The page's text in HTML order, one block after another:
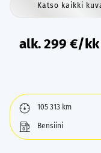
Katso kaikki
alk.299 €/kk
105 313 km
Bensiini